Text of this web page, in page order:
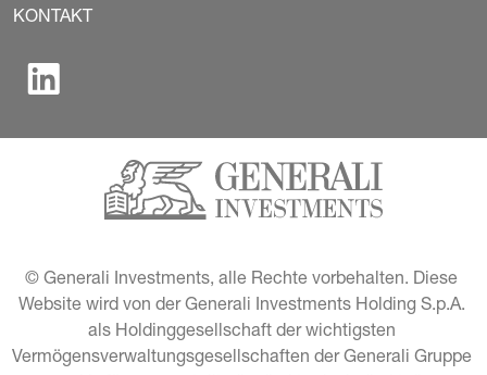
KONTAKT
© Generali Investments, alle Rechte vorbehalten. Diese
Website wird von der Generali Investments Holding S.p.A.
als Holdinggesellschaft der wichtigsten
Vermögensverwaltungsgesellschaften der Generali Gruppe